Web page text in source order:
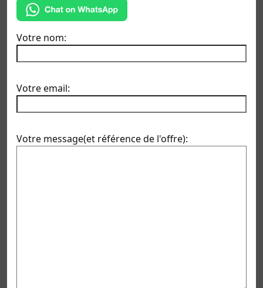
Votre nom:
Votre email:
Votre message(et référence de l'offre):